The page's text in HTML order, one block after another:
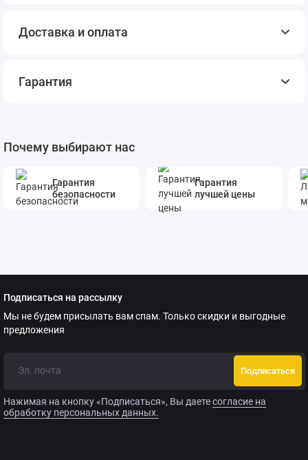
Доставка и оплата
Гарантия
Почему выбирают нас
Гарантия
безопасности
Гарантия
лучшей цены
Подписаться на рассылку
Мы не будем присылать вам спам. Только скидки и выгодные
предложения
Подписаться
Нажимая на кнопку «Подписаться», Вы даетесогласие на
обработку персональных данных.